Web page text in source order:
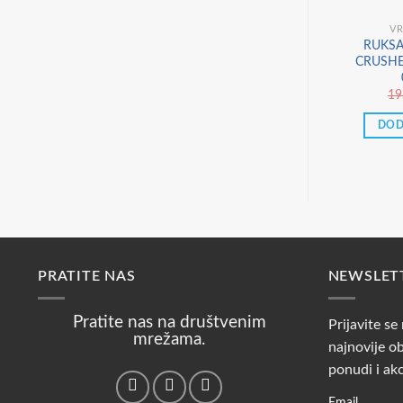
PRATITE NAS
Pratite nas na društvenim
mrežama.
Prijavite
najnovije
ponudi i